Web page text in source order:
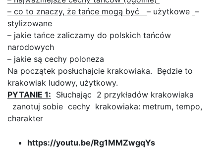
– co to znaczy, że tańce mogą być – użytkowe –
stylizowane
– jakie tańce zaliczamy do polskich tańców
narodowych
– jakie są cechy poloneza
Na początek posłuchajcie krakowiaka. Będzie to
krakowiak ludowy, użytkowy.
PYTANIE 1: Słuchając 2 przykładów krakowiaka
zanotuj sobie cechy krakowiaka: metrum, tempo,
charakter
https://youtu.be/Rg1MMZwgqYs